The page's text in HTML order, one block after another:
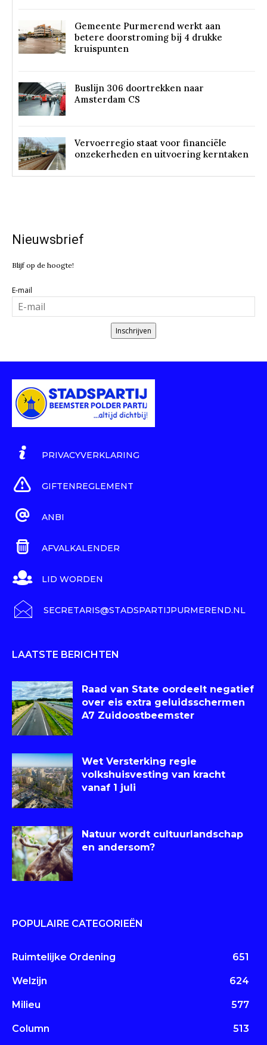
Gemeente Purmerend werkt aan
betere doorstroming bij 4 drukke
kruispunten
Buslijn 306 doortrekken naar
Amsterdam CS
Vervoerregio staat voor financiële
onzekerheden en uitvoering kerntaken
Nieuwsbrief
Blijf op de hoogte!
E-mail
Inschrijven
PRIVACYVERKLARING
GIFTENREGLEMENT
ANBI
AFVALKALENDER
LID WORDEN
SECRETARIS@STADSPARTIJPURMEREND.NL
LAATSTE BERICHTEN
Raad van State oordeelt negatief
over eis extra geluidsschermen
A7 Zuidoostbeemster
Wet Versterking regie
volkshuisvesting van kracht
vanaf 1 juli
Natuur wordt cultuurlandschap
en andersom?
POPULAIRE CATEGORIEËN
Ruimtelijke Ordening 651
Welzijn 624
Milieu 577
Column 513